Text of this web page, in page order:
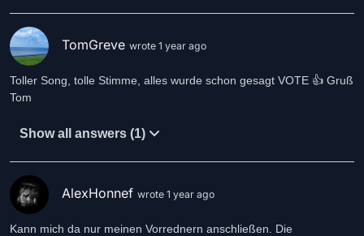
TomGreve wrote 1 year ago
Toller Song, tolle Stimme, alles wurde schon gesagt VOTE 👍 Gruß
Tom
Show all answers (1)
AlexHonnef wrote 1 year ago
Kann mich da nur meinen Vorrednern anschließen. Die